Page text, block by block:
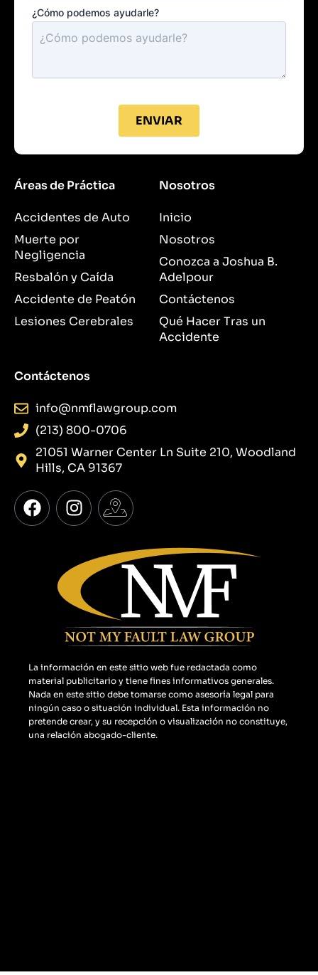
¿Cómo podemos ayudarle?
ENVIAR
Áreas de Práctica
Accidentes de Auto
Muerte por
Negligencia
Resbalón y Caída
Accidente de Peatón
Lesiones Cerebrales
Nosotros
Inicio
Nosotros
Conozca a Joshua B.
Adelpour
Contáctenos
Qué Hacer Tras un
Accidente
Contáctenos
info@nmflawgroup.com
(213) 800-0706
21051 Warner Center Ln Suite 210, Woodland
Hills, CA 91367
F
a
I
n
a
g
r
a
m
I
c
n
-
o
g
e
-
m
a
La información en este sitio web fue redactada como
material publicitario y tiene fines informativos generales.
Nada en este sitio debe tomarse como asesoría legal para
ningún caso o situación individual. Esta información no
pretende crear, y su recepción o visualización no constituye,
una relación abogado-cliente.